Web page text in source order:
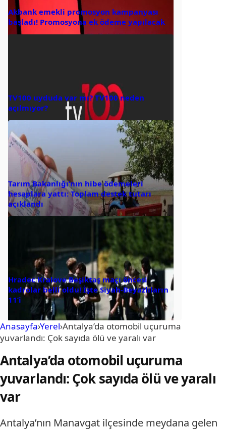
Akbank emekli promosyon kampanyası
başladı! Promosyona ek ödeme yapılacak
TV100 uyduda var mı? TV100 neden
açılmıyor?
Tarım Bakanlığı’nın hibe ödemeleri
hesaplara yattı: Toplam destek tutarı
açıklandı
Hradec Kralove Beşiktaş maçı öncesi
kadrolar belli oldu! İşte Siyah-Beyazlıların
11’i
Anasayfa›Yerel›Antalya’da otomobil uçuruma
yuvarlandı: Çok sayıda ölü ve yaralı var
Antalya’da otomobil uçuruma
yuvarlandı: Çok sayıda ölü ve yaralı
var
Antalya’nın Manavgat ilçesinde meydana gelen